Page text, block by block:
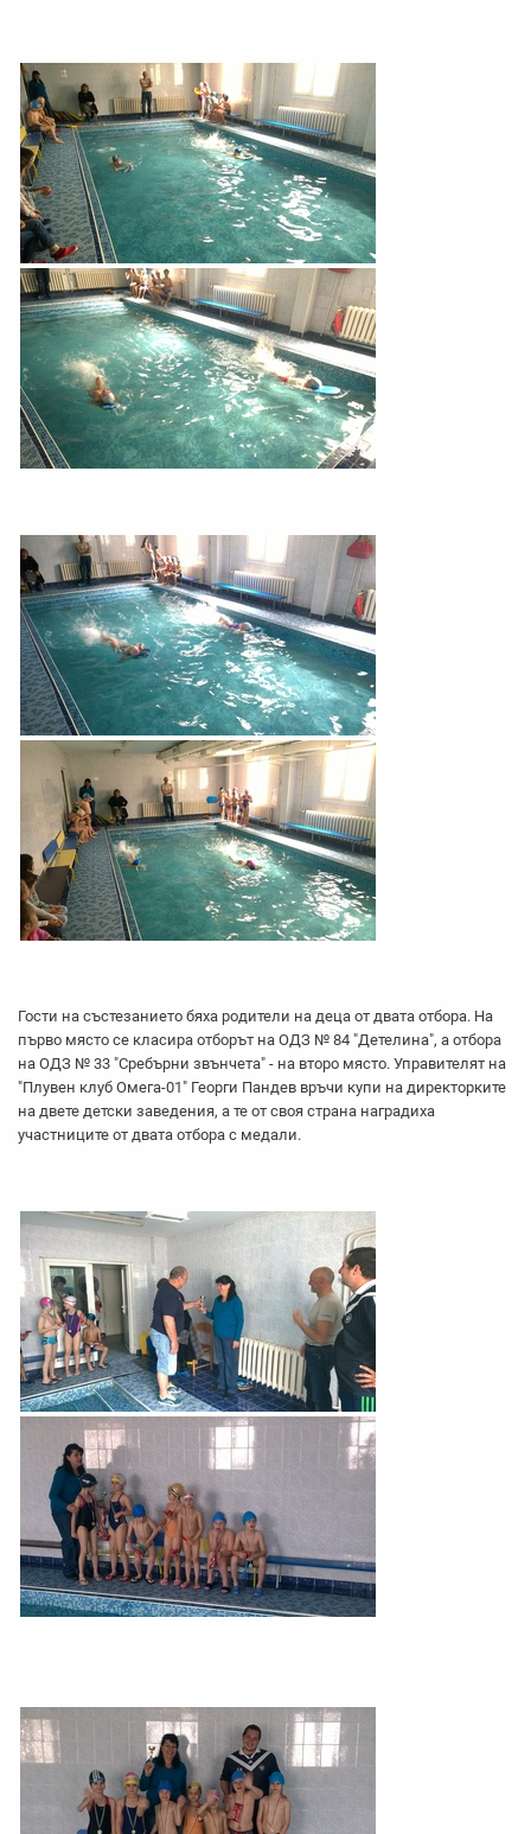
Гости на състезанието бяха родители на деца от двата отбора. На
първо място се класира отборът на ОДЗ № 84 "Детелина", а отбора
на ОДЗ № 33 "Сребърни звънчета" - на второ място. Управителят на
"Плувен клуб Омега-01" Георги Пандев връчи купи на директорките
на двете детски заведения, а те от своя страна наградиха
участниците от двата отбора с медали.